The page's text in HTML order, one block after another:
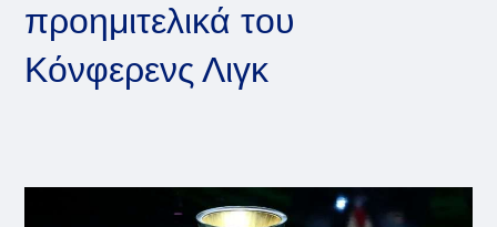
προημιτελικά του
Κόνφερενς Λιγκ